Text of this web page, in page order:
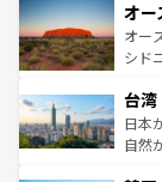
部の
文化
しみ
ならで
情報
ワイ
島だ
おす
れる
人々
ク、
オー
オー
シド
リア
ク）
ど、
台湾
日本
自然